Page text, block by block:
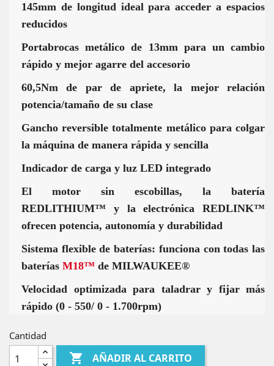
145mm de longitud ideal para acceder a espacios
reducidos
Portabrocas metálico de 13mm para un cambio
rápido y mejor agarre del accesorio
60,5Nm de par de apriete, la mejor relación
potencia/tamaño de su clase
Gancho reversible totalmente metálico para colgar
la máquina de manera rápida y sencilla
Indicador de carga y luz LED integrado
El motor sin escobillas, la batería
REDLITHIUM™ y la electrónica REDLINK™
ofrecen potencia, autonomía y durabilidad
Sistema flexible de baterías: funciona con todas las
baterías M18™ de MILWAUKEE®
Velocidad optimizada para taladrar y fijar más
rápido (0 - 550/ 0 - 1.700rpm)
Cantidad
 AÑADIR AL CARRITO